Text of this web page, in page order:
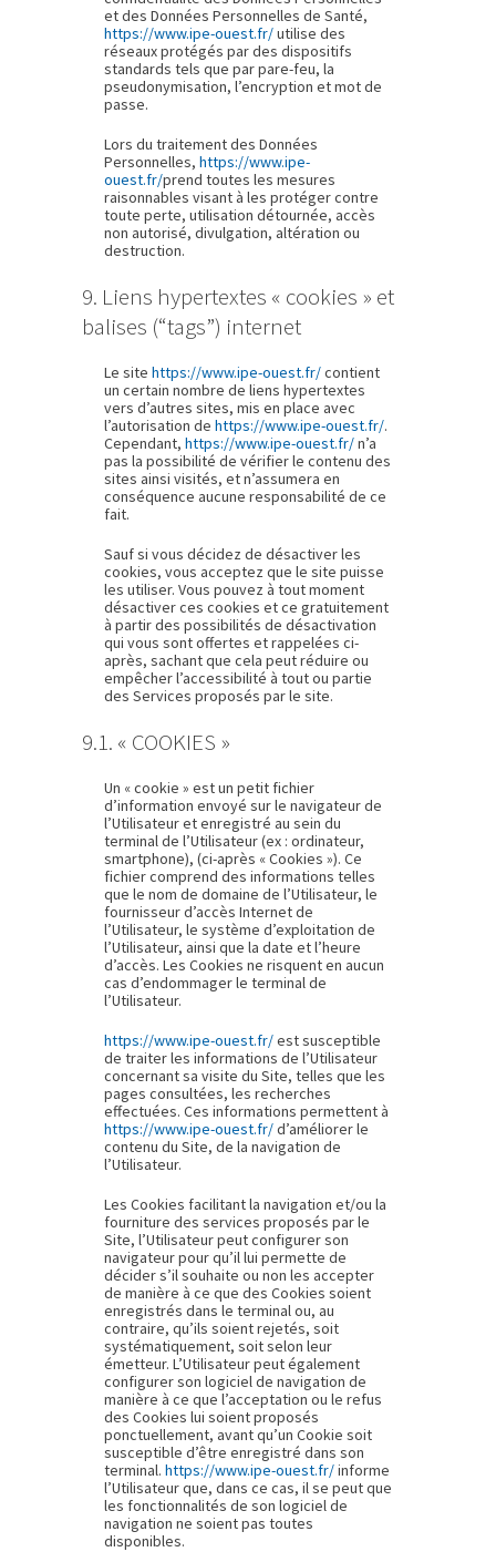
et des Données Personnelles de Santé,
https://www.ipe-ouest.fr/utilise des
réseaux protégés par des dispositifs
standards tels que par pare-feu, la
pseudonymisation, l’encryption et mot de
passe.
Lors du traitement des Données
Personnelles, https://www.ipe-
ouest.fr/prend toutes les mesures
raisonnables visant à les protéger contre
toute perte, utilisation détournée, accès
non autorisé, divulgation, altération ou
destruction.
9. Liens hypertextes « cookies » et
balises (“tags”) internet
Le site https://www.ipe-ouest.fr/contient
un certain nombre de liens hypertextes
vers d’autres sites, mis en place avec
l’autorisation de https://www.ipe-ouest.fr/.
Cependant, https://www.ipe-ouest.fr/n’a
pas la possibilité de vérifier le contenu des
sites ainsi visités, et n’assumera en
conséquence aucune responsabilité de ce
fait.
Sauf si vous décidez de désactiver les
cookies, vous acceptez que le site puisse
les utiliser. Vous pouvez à tout moment
désactiver ces cookies et ce gratuitement
à partir des possibilités de désactivation
qui vous sont offertes et rappelées ci-
après, sachant que cela peut réduire ou
empêcher l’accessibilité à tout ou partie
des Services proposés par le site.
9.1. « COOKIES »
Un « cookie » est un petit fichier
d’information envoyé sur le navigateur de
l’Utilisateur et enregistré au sein du
terminal de l’Utilisateur (ex : ordinateur,
smartphone), (ci-après « Cookies »). Ce
fichier comprend des informations telles
que le nom de domaine de l’Utilisateur, le
fournisseur d’accès Internet de
l’Utilisateur, le système d’exploitation de
l’Utilisateur, ainsi que la date et l’heure
d’accès. Les Cookies ne risquent en aucun
cas d’endommager le terminal de
l’Utilisateur.
https://www.ipe-ouest.fr/est susceptible
de traiter les informations de l’Utilisateur
concernant sa visite du Site, telles que les
pages consultées, les recherches
effectuées. Ces informations permettent à
https://www.ipe-ouest.fr/d’améliorer le
contenu du Site, de la navigation de
l’Utilisateur.
Les Cookies facilitant la navigation et/ou la
fourniture des services proposés par le
Site, l’Utilisateur peut configurer son
navigateur pour qu’il lui permette de
décider s’il souhaite ou non les accepter
de manière à ce que des Cookies soient
enregistrés dans le terminal ou, au
contraire, qu’ils soient rejetés, soit
systématiquement, soit selon leur
émetteur. L’Utilisateur peut également
configurer son logiciel de navigation de
manière à ce que l’acceptation ou le refus
des Cookies lui soient proposés
ponctuellement, avant qu’un Cookie soit
susceptible d’être enregistré dans son
terminal. https://www.ipe-ouest.fr/informe
l’Utilisateur que, dans ce cas, il se peut que
les fonctionnalités de son logiciel de
navigation ne soient pas toutes
disponibles.